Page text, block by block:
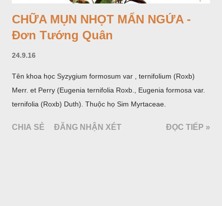
CHỮA MỤN NHỌT MẨN NGỨA -
Đơn Tướng Quân
24.9.16
Tên khoa học Syzygium formosum var , ternifolium (Roxb)
Merr. et Perry (Eugenia ternifolia Roxb., Eugenia formosa var.
ternifolia (Roxb) Duth). Thuộc họ Sim Myrtaceae.
CHIA SẺ ĐĂNG NHẬN XÉT ĐỌC TIẾP »